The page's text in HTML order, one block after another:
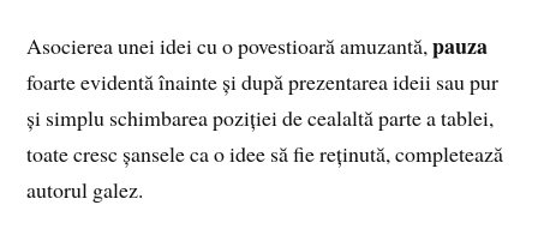
Asocierea unei idei cu o povestioară amuzantă,pauza
foarte evidentă înainte și după prezentarea ideii sau pur
și simplu schimbarea poziției de cealaltă parte a tablei,
toate cresc șansele ca o idee să fie reținută, completează
autorul galez.